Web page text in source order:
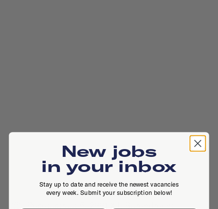
New jobs
in your inbox
Stay up to date and receive the newest vacancies
every week. Submit your subscription below!